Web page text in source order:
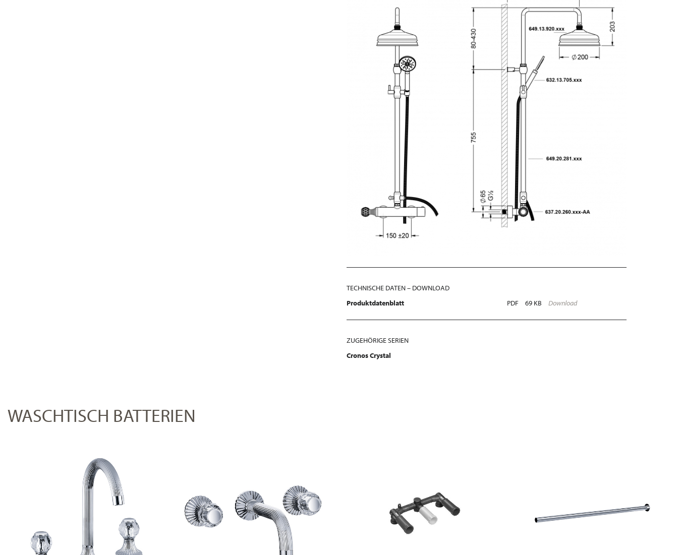
TECHNISCHE DATEN – DOWNLOAD
Produktdatenblatt
PDF 69 KB Download
ZUGEHÖRIGE SERIEN
Cronos Crystal
WASCHTISCH BATTERIEN